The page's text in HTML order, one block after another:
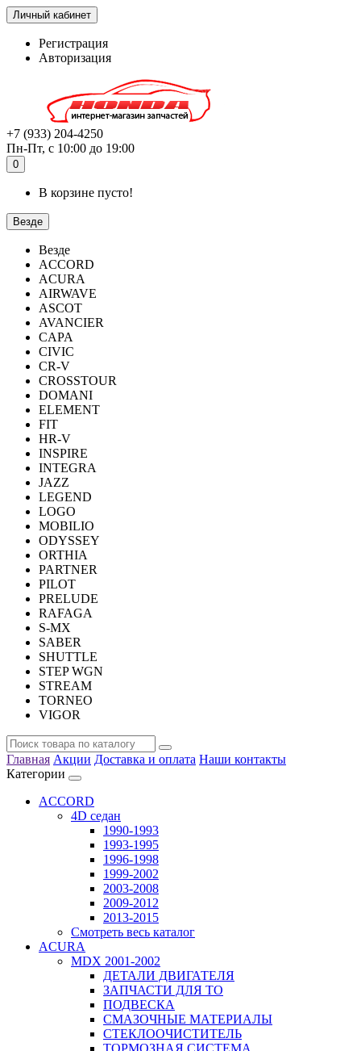
Личный кабинет
Регистрация
Авторизация
+7 (933) 204-4250
Пн-Пт, с 10:00 до 19:00
0
В корзине пусто!
Везде
Везде
ACCORD
ACURA
AIRWAVE
ASCOT
AVANCIER
CAPA
CIVIC
CR-V
CROSSTOUR
DOMANI
ELEMENT
FIT
HR-V
INSPIRE
INTEGRA
JAZZ
LEGEND
LOGO
MOBILIO
ODYSSEY
ORTHIA
PARTNER
PILOT
PRELUDE
RAFAGA
S-MX
SABER
SHUTTLE
STEP WGN
STREAM
TORNEO
VIGOR
Главная Акции Доставка и оплата Наши контакты
Категории
ACCORD
4D седан
1990-1993
1993-1995
1996-1998
1999-2002
2003-2008
2009-2012
2013-2015
Смотреть весь каталог
ACURA
MDX 2001-2002
ДЕТАЛИ ДВИГАТЕЛЯ
ЗАПЧАСТИ ДЛЯ ТО
ПОДВЕСКА
СМАЗОЧНЫЕ МАТЕРИАЛЫ
СТЕКЛООЧИСТИТЕЛЬ
ТОРМОЗНАЯ СИСТЕМА